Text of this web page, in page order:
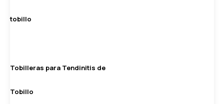
tobillo
Tobilleras para Tendinitis de
Tobillo